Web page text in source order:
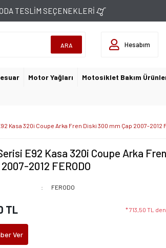
TESLİM SEÇENEKLERİ
ARA Hesabım
Motor Yağları Motosiklet Bakım
Kasa 320i Coupe Arka Fren Diski 300 mm Çap 2007-2012
E92 Kasa 320i Coupe Arka
2012 FERODO
FERODO
TL * 713,50 TL
Ver